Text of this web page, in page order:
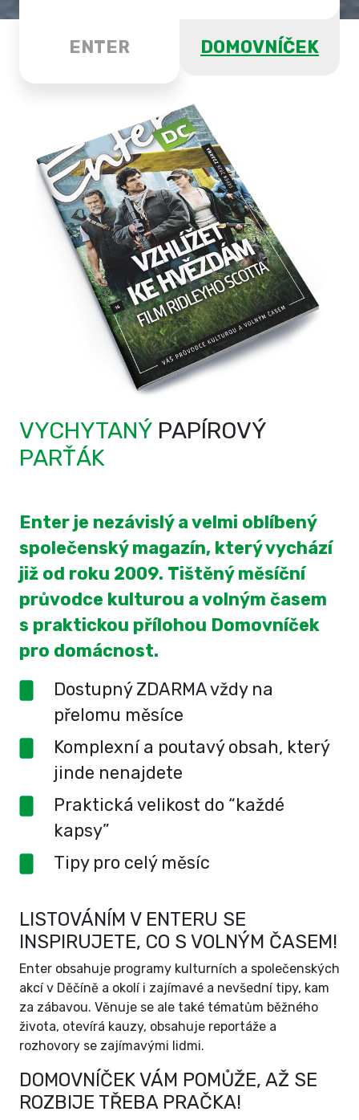
ENTER DOMOVNÍČEK
VYCHYTANÝ PAPÍROVÝ
PARŤÁK
Enter je nezávislý a velmi oblíbený
společenský magazín, který vychází
již od roku 2009. Tištěný měsíční
průvodce kulturou a volným časem
s praktickou přílohou Domovníček
pro domácnost.
Dostupný ZDARMA vždy na
přelomu měsíce
Komplexní a poutavý obsah, který
jinde nenajdete
Praktická velikost do “každé
kapsy”
Tipy pro celý měsíc
LISTOVÁNÍM V ENTERU SE
INSPIRUJETE, CO S VOLNÝM ČASEM!
Enter obsahuje programy kulturních a společenských
akcí v Děčíně a okolí i zajímavé a nevšední tipy, kam
za zábavou. Věnuje se ale také tématům běžného
života, otevírá kauzy, obsahuje reportáže a
rozhovory se zajímavými lidmi.
DOMOVNÍČEK VÁM POMŮŽE, AŽ SE
ROZBIJE TŘEBA PRAČKA!